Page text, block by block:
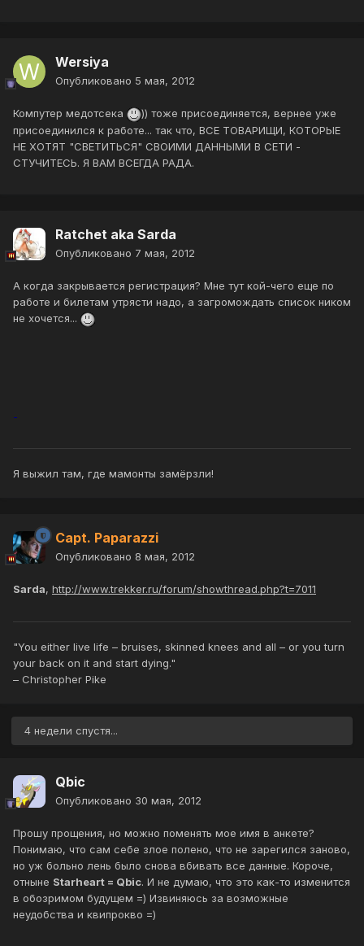
Wersiya
Опубликовано 5 мая, 2012
Компутер медотсека
)) тоже присоединяется, вернее уже
присоединился к работе... так что, ВСЕ ТОВАРИЩИ, КОТОРЫЕ
НЕ ХОТЯТ "СВЕТИТЬСЯ" СВОИМИ ДАННЫМИ В СЕТИ -
СТУЧИТЕСЬ. Я ВАМ ВСЕГДА РАДА.
Ratchet aka Sarda
Опубликовано 7 мая, 2012
А когда закрывается регистрация? Мне тут кой-чего еще по
работе и билетам утрясти надо, а загромождать список ником
не хочется...
-
Я выжил там, где мамонты замёрзли!
Capt. Paparazzi
Опубликовано 8 мая, 2012
Sarda, http://www.trekker.ru/forum/showthread.php?t=7011
"You either live life – bruises, skinned knees and all – or you turn
your back on it and start dying."
– Christopher Pike
4 недели спустя...
Qbic
Опубликовано 30 мая, 2012
Прошу прощения, но можно поменять мое имя в анкете?
Понимаю, что сам себе злое полено, что не зарегился заново,
но уж больно лень было снова вбивать все данные. Короче,
отныне Starheart = Qbic. И не думаю, что это как-то изменится
в обозримом будущем =) Извиняюсь за возможные
неудобства и квипрокво =)